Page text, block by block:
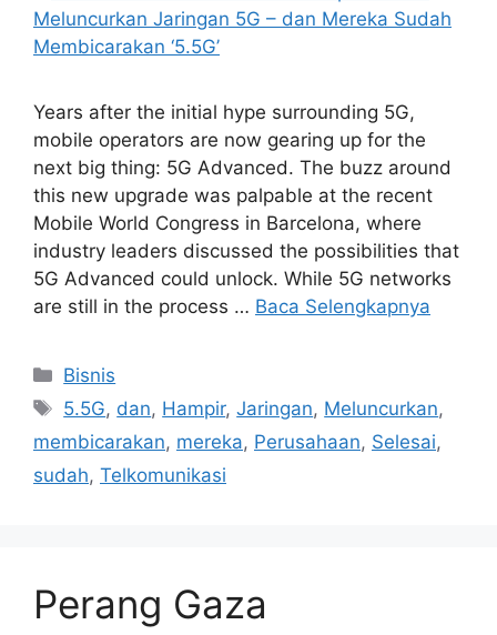
Years after the initial hype surrounding 5G,
mobile operators are now gearing up for the
next big thing: 5G Advanced. The buzz around
this new upgrade was palpable at the recent
Mobile World Congress in Barcelona, where
industry leaders discussed the possibilities that
5G Advanced could unlock. While 5G networks
are still in the process … Baca Selengkapnya
Kategori
Bisnis
Tag
5.5G, dan, Hampir,Jaringan, Meluncurkan,
membicarakan, mereka, Perusahaan, Selesai,
sudah, Telkomunikasi
Perang Gaza